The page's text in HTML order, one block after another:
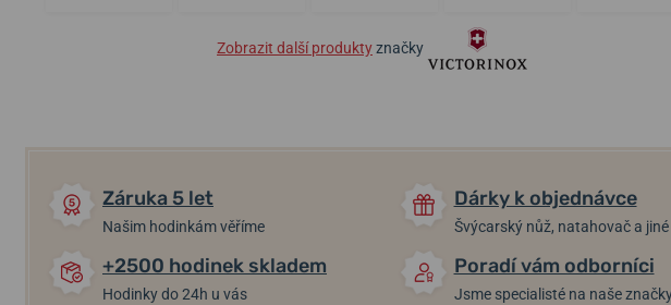
Zobrazit další produktyznačky
Záruka 5 let
Našim hodinkám věříme
Dárky k objednávce
Švýcarský nůž, natahovač a jiné
+2500 hodinek skladem
Hodinky do 24h u vás
Poradí vám odborníci
Jsme specialisté na naše